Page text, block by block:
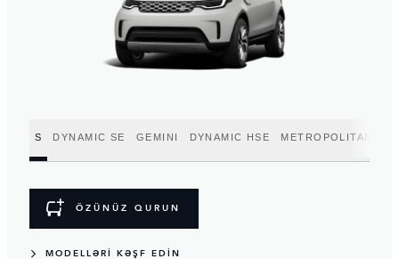
S DYNAMIC SE GEMINI DYNAMIC HSE METROPOLITAN
ÖZÜNÜZ QURUN
MODELLƏRİ KƏŞF EDİN